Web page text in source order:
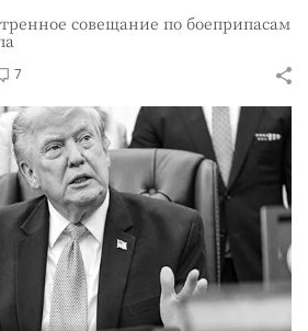
совещание по боеприпасам
7